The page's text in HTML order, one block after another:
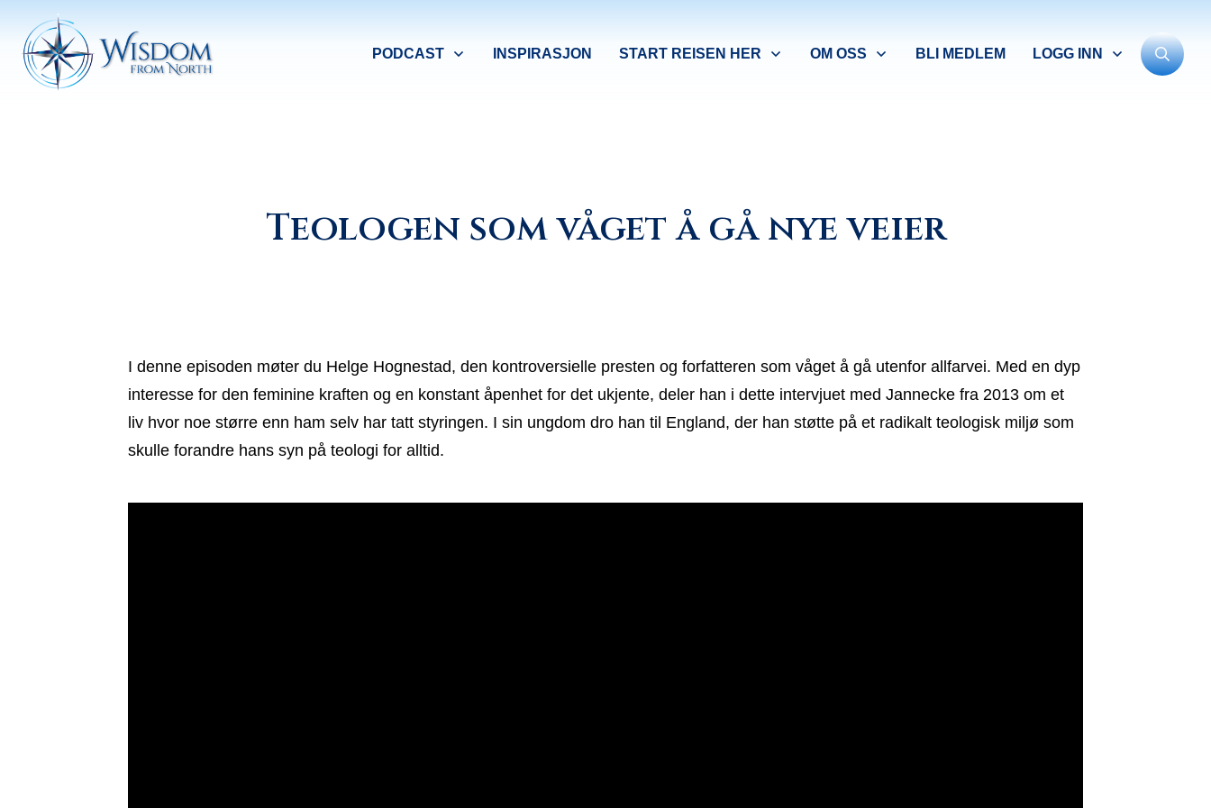
PODCAST INSPIRASJON START REISEN HER OM OSS BLI MEDLEM LOGG INN
Teologen som våget å gå nye veier
I denne episoden møter du Helge Hognestad, den kontroversielle presten og forfatteren som våget å gå utenfor allfarvei. Med en dyp
interesse for den feminine kraften og en konstant åpenhet for det ukjente, deler han i dette intervjuet med Jannecke fra 2013 om et
liv hvor noe større enn ham selv har tatt styringen. I sin ungdom dro han til England, der han støtte på et radikalt teologisk miljø som
skulle forandre hans syn på teologi for alltid.